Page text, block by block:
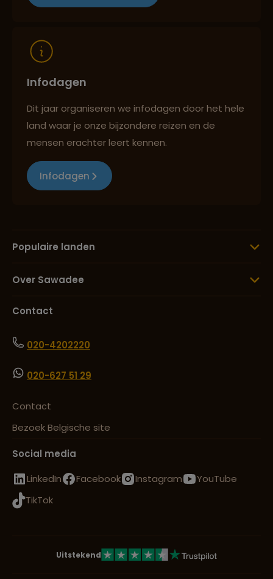
Infodagen
Dit jaar organiseren we infodagen door het hele
land waar je onze bijzondere reizen en de
mensen erachter leert kennen.
Infodagen
Populaire landen
Over Sawadee
Contact
020-4202220
020-627 51 29
Contact
Bezoek Belgische site
Social media
LinkedIn
Facebook Instagram
YouTube
TikTok
Uitstekend